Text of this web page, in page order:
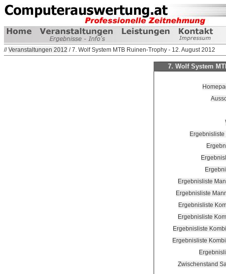
//Veranstaltungen 2012 / 7. Wolf System MTB Ruinen-Trophy - 12. August 2012
7. Wolf System
Ergebnisliste
Ergebnisliste
Ergebnisliste
Ergebnisliste
Ergebnisliste
Ergebnisliste
Zwischenstand